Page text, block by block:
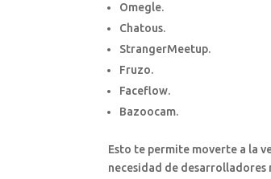
Omegle.
Chatous.
StrangerMeetup.
Fruzo.
Faceflow.
Bazoocam.
Esto te permite moverte a la
necesidad de